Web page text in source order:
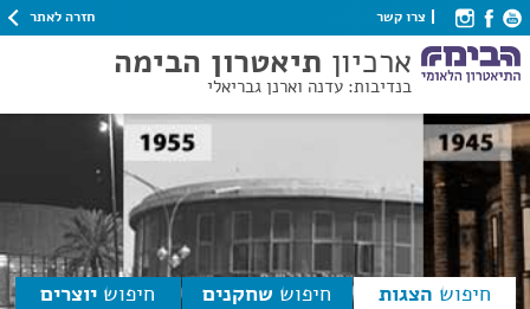
צרו קשר חזרה לאתר
ארכיון תיאטרון הבימה
בנדיבות: עדנה וארנן גבריאלי
חיפוש הצגות חיפוש שחקנים חיפוש יוצרים